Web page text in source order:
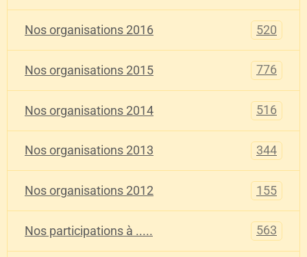
Nos organisations 2016 520
Nos organisations 2015 776
Nos organisations 2014 516
Nos organisations 2013 344
Nos organisations 2012 155
Nos participations à ..... 563